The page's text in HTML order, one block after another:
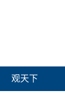
观天下